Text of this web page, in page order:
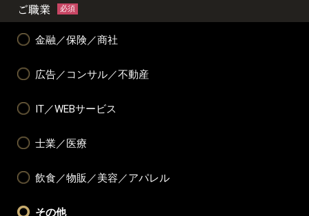
ご職業 必須
金融／保険／商社
広告／コンサル／不動産
IT／WEBサービス
士業／医療
飲食／物販／美容／アパレル
その他